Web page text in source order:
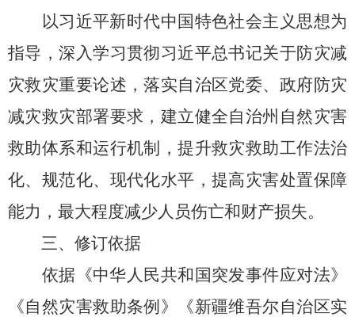
以习近平新时代中国特色社会主义思想为
指导，深入学习贯彻习近平总书记关于防灾减
灾救灾重要论述 ，落实自治区党委、政府防灾
减灾救灾部署要求， 建立健全自治州 自然灾害
救助体系和运行机制，提升救灾救助工作法治
化、 规范化、 现代化水平，提高灾害处置保障
能力， 最大程度减少人员伤亡和财产损失。
三、修订依据
依据 《中华人民共和国突发事件应对法》
《自然灾害救助条例》《新疆维吾尔自治区实